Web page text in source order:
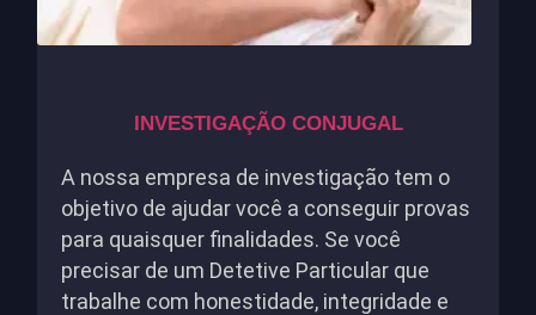
INVESTIGAÇÃO CONJUGAL
A nossa empresa de investigação tem o
objetivo de ajudar você a conseguir provas
para quaisquer finalidades. Se você
precisar de um Detetive Particular que
trabalhe com honestidade, integridade e